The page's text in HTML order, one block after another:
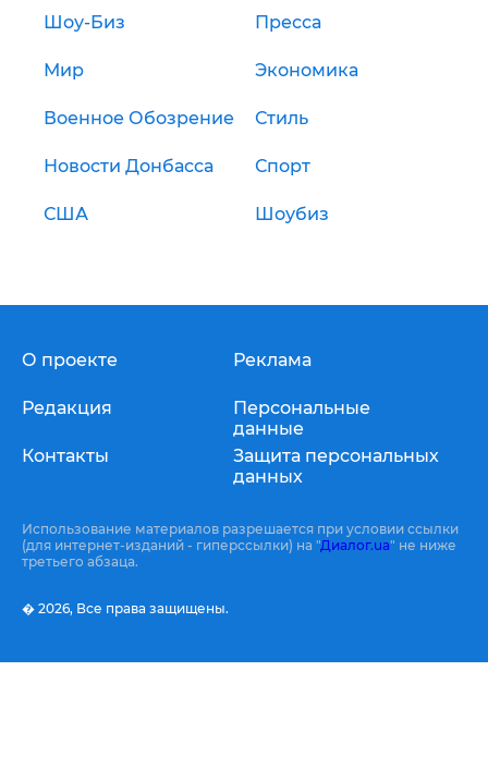
Шоу-Биз Пресса
Мир Экономика
Военное Обозрение Стиль
Новости Донбасса Спорт
США Шоубиз
О проекте
Редакция
Контакты
Реклама
Персональные
данные
Защита персональных
данных
Использование материалов разрешается при условии ссылки
(для интернет-изданий - гиперссылки) на "Диалог.ua" не ниже
третьего абзаца.
� 2026, Все права защищены.